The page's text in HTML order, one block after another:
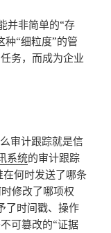
并非简单的“存
种“细粒度”的管
务，而成为企业
审计跟踪就是信
系统的审计跟踪
何时发送了哪条
修改了哪项权
了时间戳、操作
可篡改的“证据